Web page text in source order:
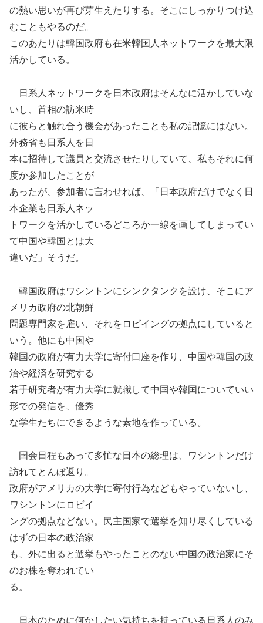
の熱い思いが再び芽生えたりする。そこにしっかりつけ込
むこともやるのだ。
このあたりは韓国政府も在米韓国人ネットワークを最大限
活かしている。
日系人ネットワークを日本政府はそんなに活かしていな
いし、首相の訪米時
に彼らと触れ合う機会があったことも私の記憶にはない。
外務省も日系人を日
本に招待して議員と交流させたりしていて、私もそれに何
度か参加したことが
あったが、参加者に言わせれば、「日本政府だけでなく日
本企業も日系人ネッ
トワークを活かしているどころか一線を画してしまってい
て中国や韓国とは大
違いだ」そうだ。
韓国政府はワシントンにシンクタンクを設け、そこにア
メリカ政府の北朝鮮
問題専門家を雇い、それをロビイングの拠点にしていると
いう。他にも中国や
韓国の政府が有力大学に寄付口座を作り、中国や韓国の政
治や経済を研究する
若手研究者が有力大学に就職して中国や韓国についていい
形での発信を、優秀
な学生たちにできるような素地を作っている。
国会日程もあって多忙な日本の総理は、ワシントンだけ
訪れてとんぼ返り。
政府がアメリカの大学に寄付行為などもやっていないし、
ワシントンにロビイ
ングの拠点などない。民主国家で選挙を知り尽くしている
はずの日本の政治家
も、外に出ると選挙もやったことのない中国の政治家にそ
のお株を奪われてい
る。
日本のために何かしたい気持ちを持っている日系人のみ